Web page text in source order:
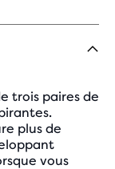
trois paires de
plus de
vous